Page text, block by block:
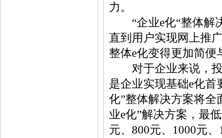
力。
“企业e化“整体解
直到用户实现网上推
整体e化变得更加简便
对于企业来说，投
是企业实现基础e化首
化”整体解决方案将全
业e化”解决方案，最
元、800元、1000元